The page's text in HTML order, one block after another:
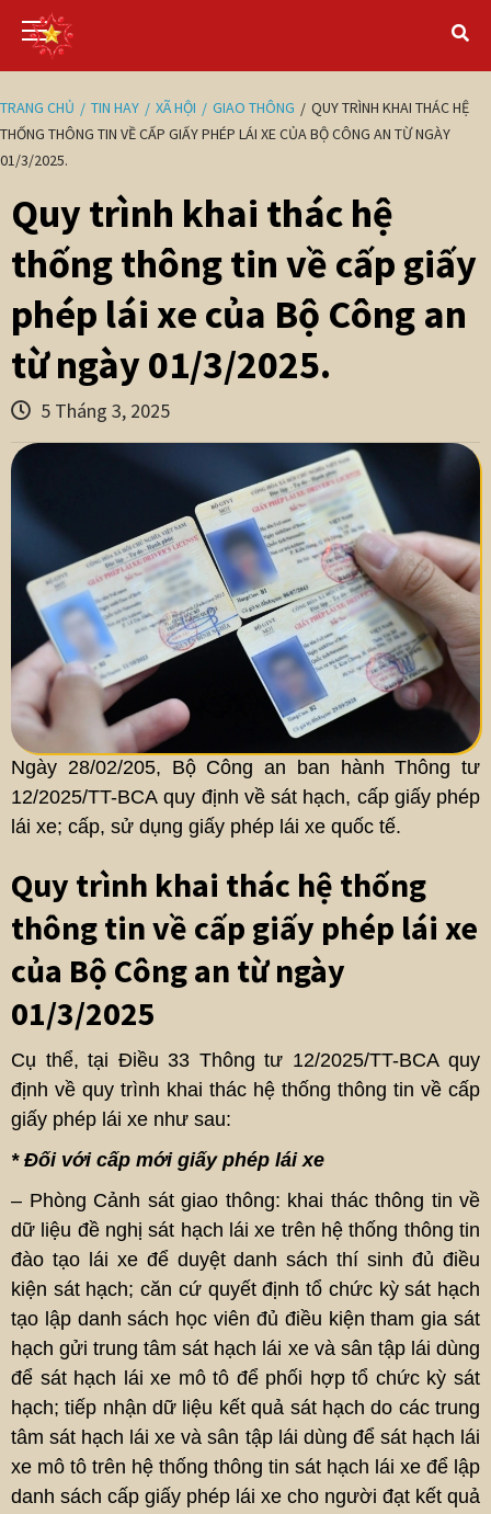
TRANG CHỦ TIN HAY XÃ HỘI GIAO THÔNG
QUY TRÌNH KHAI THÁC HỆ
THỐNG THÔNG TIN VỀ CẤP GIẤY PHÉP LÁI XE CỦA BỘ CÔNG AN TỪ NGÀY
01/3/2025.
Quy trình khai thác hệ
thống thông tin về cấp giấy
phép lái xe của Bộ Công an
từ ngày 01/3/2025.
5 Tháng 3, 2025
Ngày 28/02/205, Bộ Công an ban hành Thông tư
12/2025/TT-BCA quy định về sát hạch, cấp giấy phép
lái xe; cấp, sử dụng giấy phép lái xe quốc tế.
Quy trình khai thác hệ thống
thông tin về cấp giấy phép lái xe
của Bộ Công an từ ngày
01/3/2025
Cụ thể, tại Điều 33 Thông tư 12/2025/TT-BCA quy
định về quy trình khai thác hệ thống thông tin về cấp
giấy phép lái xe như sau:
* Đối với cấp mới giấy phép lái xe
– Phòng Cảnh sát giao thông: khai thác thông tin về
dữ liệu đề nghị sát hạch lái xe trên hệ thống thông tin
đào tạo lái xe để duyệt danh sách thí sinh đủ điều
kiện sát hạch; căn cứ quyết định tổ chức kỳ sát hạch
tạo lập danh sách học viên đủ điều kiện tham gia sát
hạch gửi trung tâm sát hạch lái xe và sân tập lái dùng
để sát hạch lái xe mô tô để phối hợp tổ chức kỳ sát
hạch; tiếp nhận dữ liệu kết quả sát hạch do các trung
tâm sát hạch lái xe và sân tập lái dùng để sát hạch lái
xe mô tô trên hệ thống thông tin sát hạch lái xe để lập
danh sách cấp giấy phép lái xe cho người đạt kết quả